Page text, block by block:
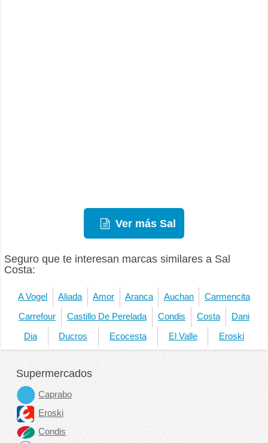
Ver más Sal
Seguro que te interesan marcas similares a Sal
Costa:
A Vogel Aliada Amor Aranca Auchan Carmencita
Carrefour Castillo De Perelada Condis Costa Dani
Dia Ducros Ecocesta El Valle Eroski
Supermercados
Caprabo
Eroski
Condis